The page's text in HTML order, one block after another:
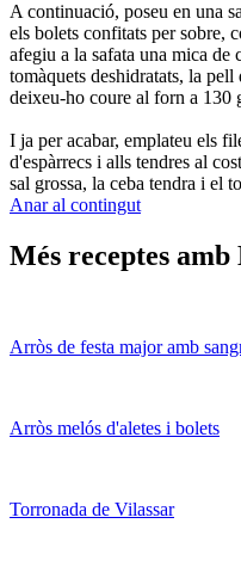
A continuació, poseu en una
els bolets confitats per sobre,
afegiu a la safata una mica de
tomàquets deshidratats, la
deixeu-ho coure al forn a 130
I ja per acabar, emplateu els
d'espàrrecs i alls tendres al
sal grossa, la ceba tendra i el
Anar al contingut
Més receptes amb
Arròs de festa major amb
Arròs melós d'aletes i bolets
Torronada de Vilassar